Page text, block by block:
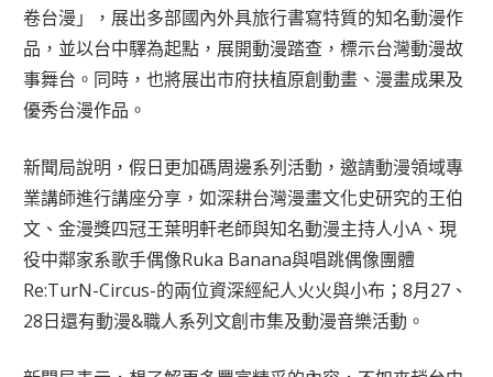
卷台漫」，展出多部國內外具旅行書寫特質的知名動漫作
品，並以台中驛為起點，展開動漫踏查，標示台灣動漫故
事舞台。同時，也將展出市府扶植原創動畫、漫畫成果及
優秀台漫作品。
新聞局說明，假日更加碼周邊系列活動，邀請動漫領域專
業講師進行講座分享，如深耕台灣漫畫文化史研究的王伯
文、金漫獎四冠王葉明軒老師與知名動漫主持人小A、現
役中鄰家系歌手偶像Ruka Banana與唱跳偶像團體
Re:TurN-Circus-的兩位資深經紀人火火與小布；8月27、
28日還有動漫&職人系列文創市集及動漫音樂活動。